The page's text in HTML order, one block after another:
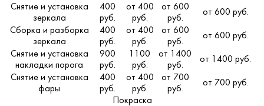
Снятие и установка
зеркала
400
руб.
от 400
руб.
от 600
руб.
от 600 руб.
Сборка и разборка
зеркала
400
руб.
от 400
руб.
от 600
руб.
от 600 руб.
Снятие и установка
накладки порога
900
руб.
1100
руб.
от 1400
руб.
от 1400 руб.
Снятие и установка
фары
400
руб.
от 400
руб.
от 700
руб.
от 700 руб.
Покраска